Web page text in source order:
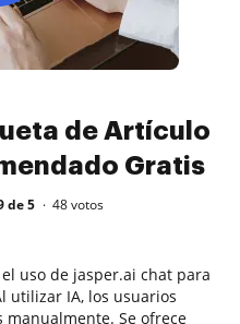
de Artículo
Gratis
de 5 48votos
uso de jasper.ai chat para
utilizar IA, los usuarios
Se ofrece